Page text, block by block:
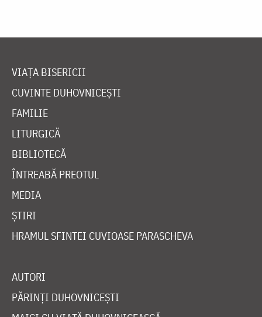
VIAȚA BISERICII
CUVINTE DUHOVNICEȘTI
FAMILIE
LITURGICĂ
BIBLIOTECĂ
ÎNTREABĂ PREOTUL
MEDIA
ȘTIRI
HRAMUL SFINTEI CUVIOASE PARASCHEVA
AUTORI
PĂRINȚI DUHOVNICEȘTI